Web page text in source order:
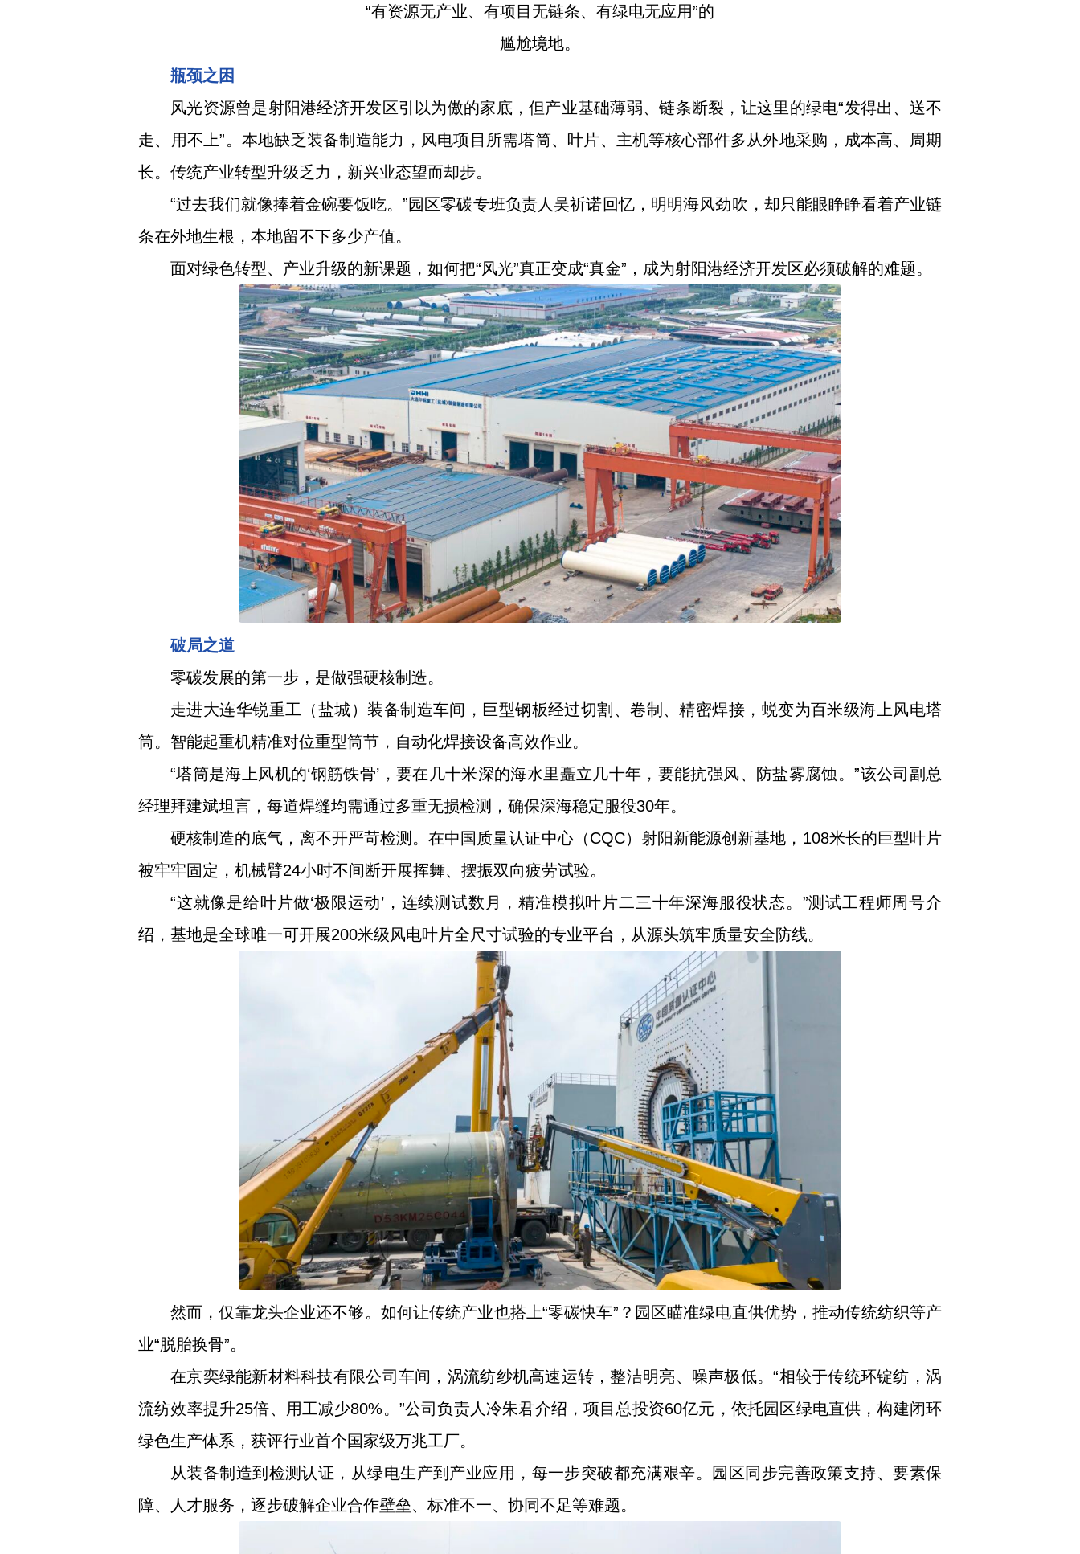
“有资源无产业、有项目无链条、有绿电无应用”的
尴尬境地。
瓶颈之困
风光资源曾是射阳港经济开发区引以为傲的家底，但产业基础薄弱、链条断裂，让这里的绿电“发得出、送不
走、用不上”。本地缺乏装备制造能力，风电项目所需塔筒、叶片、主机等核心部件多从外地采购，成本高、周期
长。传统产业转型升级乏力，新兴业态望而却步。
“过去我们就像捧着金碗要饭吃。”园区零碳专班负责人吴祈诺回忆，明明海风劲吹，却只能眼睁睁看着产业链
条在外地生根，本地留不下多少产值。
面对绿色转型、产业升级的新课题，如何把“风光”真正变成“真金”，成为射阳港经济开发区必须破解的难题。
破局之道
零碳发展的第一步，是做强硬核制造。
走进大连华锐重工（盐城）装备制造车间，巨型钢板经过切割、卷制、精密焊接，蜕变为百米级海上风电塔
筒。智能起重机精准对位重型筒节，自动化焊接设备高效作业。
“塔筒是海上风机的‘钢筋铁骨’，要在几十米深的海水里矗立几十年，要能抗强风、防盐雾腐蚀。”该公司副总
经理拜建斌坦言，每道焊缝均需通过多重无损检测，确保深海稳定服役30年。
硬核制造的底气，离不开严苛检测。在中国质量认证中心（CQC）射阳新能源创新基地，108米长的巨型叶片
被牢牢固定，机械臂24小时不间断开展挥舞、摆振双向疲劳试验。
“这就像是给叶片做‘极限运动’，连续测试数月，精准模拟叶片二三十年深海服役状态。”测试工程师周号介
绍，基地是全球唯一可开展200米级风电叶片全尺寸试验的专业平台，从源头筑牢质量安全防线。
然而，仅靠龙头企业还不够。如何让传统产业也搭上“零碳快车”？园区瞄准绿电直供优势，推动传统纺织等产
业“脱胎换骨”。
在京奕绿能新材料科技有限公司车间，涡流纺纱机高速运转，整洁明亮、噪声极低。“相较于传统环锭纺，涡
流纺效率提升25倍、用工减少80%。”公司负责人冷朱君介绍，项目总投资60亿元，依托园区绿电直供，构建闭环
绿色生产体系，获评行业首个国家级万兆工厂。
从装备制造到检测认证，从绿电生产到产业应用，每一步突破都充满艰辛。园区同步完善政策支持、要素保
障、人才服务，逐步破解企业合作壁垒、标准不一、协同不足等难题。